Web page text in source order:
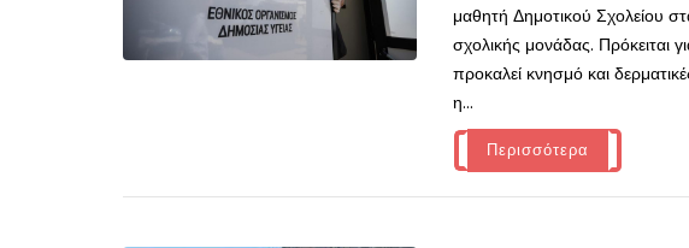
μαθητή Δημοτικού Σχολείου
σχολικής μονάδας. Πρόκειται
προκαλεί κνησμό και
η...
Περισσότερα